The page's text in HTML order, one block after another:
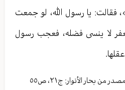
فقالت: يا رسول الله، لو جمعت
لا ينسى فضله، فعجب رسول
من بحار الأنوار: ج٢١، ص٥٥